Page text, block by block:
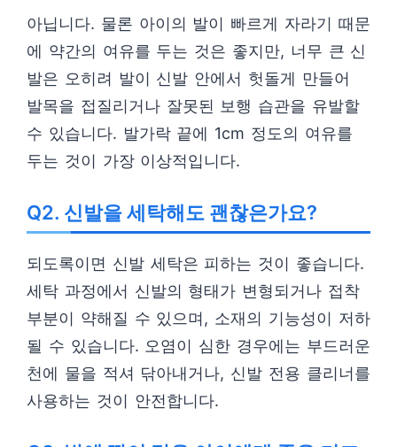
아닙니다. 물론 아이의 발이 빠르게 자라기 때문
에 약간의 여유를 두는 것은 좋지만, 너무 큰 신
발은 오히려 발이 신발 안에서 헛돌게 만들어
발목을 접질리거나 잘못된 보행 습관을 유발할
수 있습니다. 발가락 끝에 1cm 정도의 여유를
두는 것이 가장 이상적입니다.
Q2. 신발을 세탁해도 괜찮은가요?
되도록이면 신발 세탁은 피하는 것이 좋습니다.
세탁 과정에서 신발의 형태가 변형되거나 접착
부분이 약해질 수 있으며, 소재의 기능성이 저하
될 수 있습니다. 오염이 심한 경우에는 부드러운
천에 물을 적셔 닦아내거나, 신발 전용 클리너를
사용하는 것이 안전합니다.